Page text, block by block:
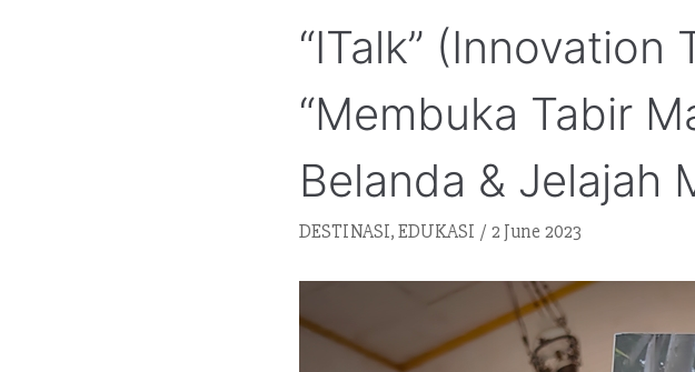
“iTalk” (Innovation
“Membuka Tabir
Belanda & Jelajah
DESTINASI,EDUKASI 2 June 2023